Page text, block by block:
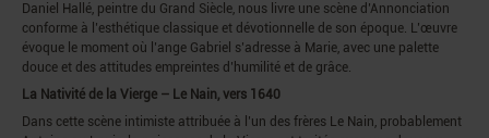
Daniel Hallé, peintre du Grand Siècle, nous livre une scène d’Annonciation
conforme à l’esthétique classique et dévotionnelle de son époque. L’œuvre
évoque le moment où l’ange Gabriel s’adresse à Marie, avec une palette
douce et des attitudes empreintes d’humilité et de grâce.
La Nativité de la Vierge – Le Nain, vers 1640
Dans cette scène intimiste attribuée à l’un des frères Le Nain, probablement